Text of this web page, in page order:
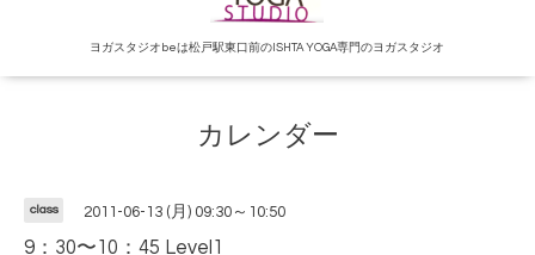
ヨガスタジオbeは松戸駅東口前のISHTA YOGA専門のヨガスタジオ
カレンダー
class 2011-06-13 (月) 09:30～10:50
9：30〜10：45 Level1